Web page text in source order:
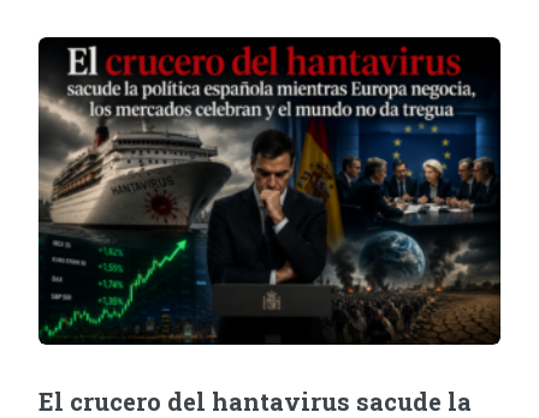
El crucero del hantavirus sacude la